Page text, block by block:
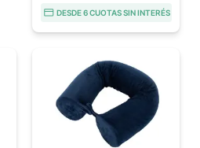
DESDE 6 CUOTAS SIN INTERÉS